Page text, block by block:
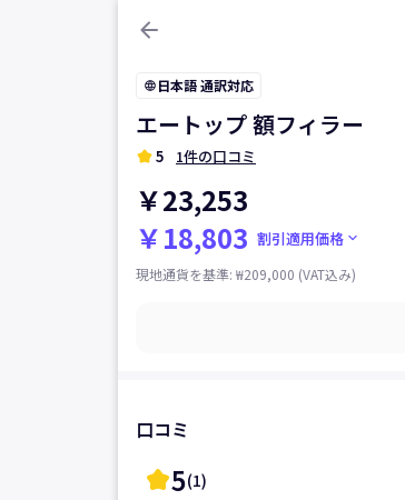
arrow_back
language 日本語 通訳対応
エートップ 額フィラー
kid_star5 1件の口コミ
￥23,253
￥18,803 割引適用価格 keyboard_arrow_down
現地通貨を基準: ₩209,000 (VAT込み)
口コミ
kid_star5(1)